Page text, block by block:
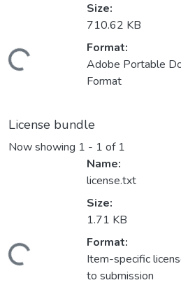
Size:
710.62 KB
Format:
Adobe Portable
Format
License bundle
Now showing 1 - 1 of 1
Name:
license.txt
Size:
1.71 KB
Format:
Item-specific
to submission